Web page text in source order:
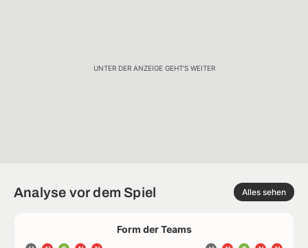
UNTER DER ANZEIGE GEHT'S WEITER
Analyse vor dem Spiel Alles sehen
Form der Teams